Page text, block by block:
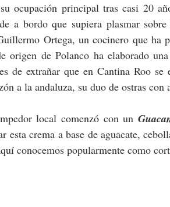
ocupación principal tras casi 20
a bordo que supiera plasmar
Ortega, un cocinero que ha
origen de Polanco ha elaborado
de extrañar que en Cantina Roo se
local comenzó con un
esta crema a base de aguacate,
conocemos popularmente como